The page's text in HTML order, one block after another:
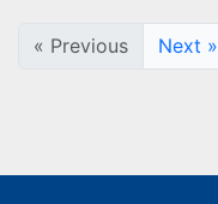
« Previous Next »